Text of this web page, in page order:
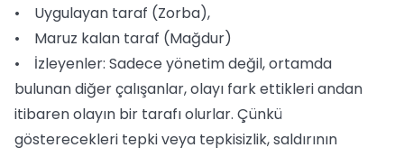
• Uygulayan taraf (Zorba),
• Maruz kalan taraf (Mağdur)
• İzleyenler: Sadece yönetim değil, ortamda
bulunan diğer çalışanlar, olayı fark ettikleri andan
itibaren olayın bir tarafı olurlar. Çünkü
gösterecekleri tepki veya tepkisizlik, saldırının